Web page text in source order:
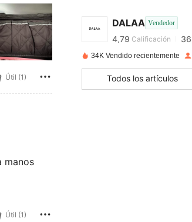
Útil (1)
manos
Útil (1)
DALAA Vendedor
4,79 Calificación 36
4,79
34K Vendido recientemente
Todos los artículos